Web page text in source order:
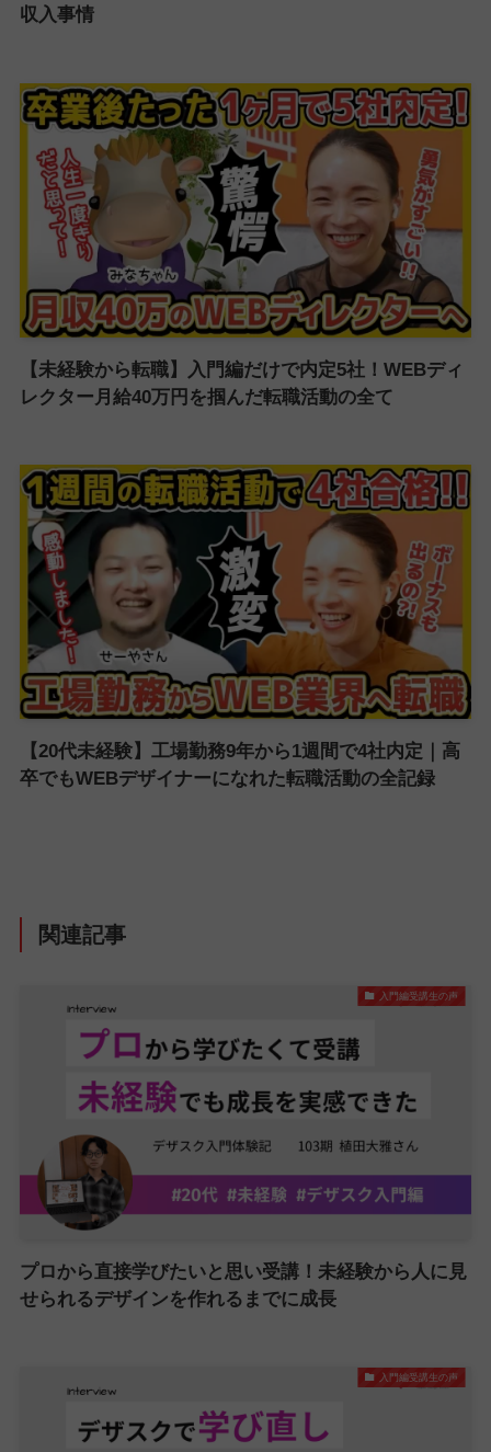
収入事情
【未経験から転職】入門編だけで内定5社！WEBディ
レクター月給40万円を掴んだ転職活動の全て
【20代未経験】工場勤務9年から1週間で4社内定｜高
卒でもWEBデザイナーになれた転職活動の全記録
関連記事
入門編受講生の声
プロから直接学びたいと思い受講！未経験から人に見
せられるデザインを作れるまでに成長
入門編受講生の声